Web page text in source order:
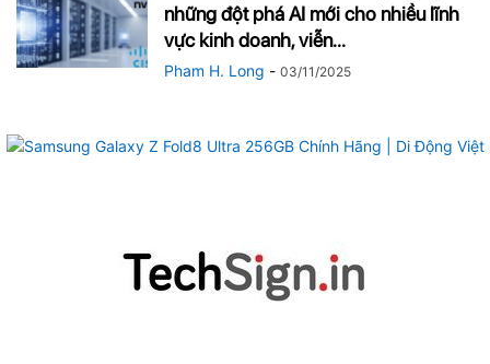
những đột phá AI mới cho nhiều lĩnh
vực kinh doanh, viễn...
Pham H. Long - 03/11/2025